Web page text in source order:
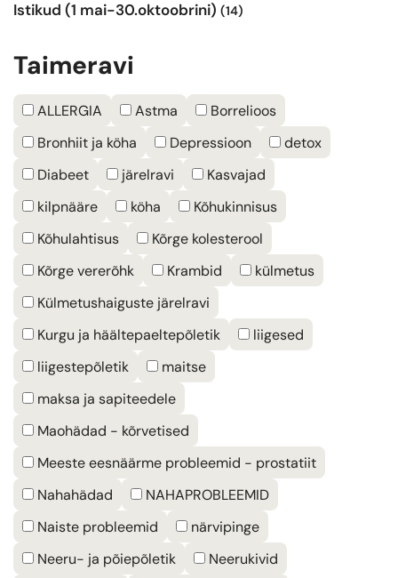
Istikud (1 mai-30.oktoobrini) (14)
Taimeravi
ALLERGIA Astma
Borrelioos
Bronhiit ja köha
Depressioon
detox
Diabeet
järelravi
Kasvajad
kilpnääre
köha
Kõhukinnisus
Kõhulahtisus
Kõrge kolesterool
Kõrge vererõhk
Krambid
külmetus
Külmetushaiguste järelravi
Kurgu ja häältepaeltepõletik
liigesed
liigestepõletik
maitse
maksa ja sapiteedele
Maohädad - kõrvetised
Meeste eesnäärme probleemid - prostatiit
Nahahädad
NAHAPROBLEEMID
Naiste probleemid
närvipinge
Neeru- ja põiepõletik
Neerukivid